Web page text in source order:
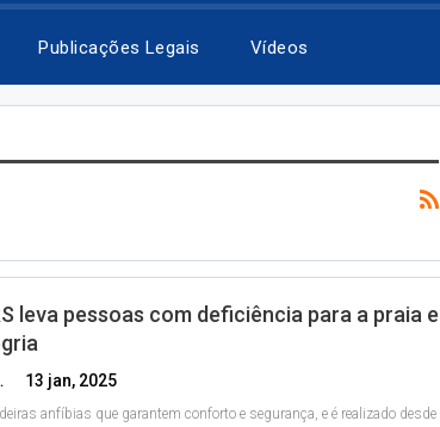
Publicações Legais Vídeos
leva pessoas com deficiência para a praia e
13 jan, 2025
anfíbias que garantem conforto e segurança, e é realizado desde